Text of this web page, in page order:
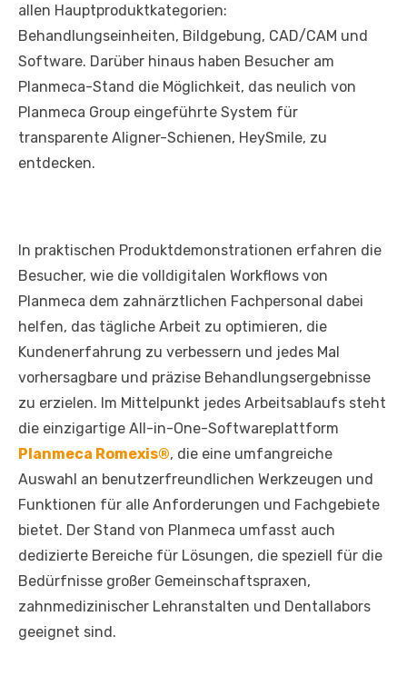
allen Hauptproduktkategorien:
Behandlungseinheiten, Bildgebung, CAD/CAM und
Software. Darüber hinaus haben Besucher am
Planmeca-Stand die Möglichkeit, das neulich von
Planmeca Group eingeführte System für
transparente Aligner-Schienen, HeySmile, zu
entdecken.
In praktischen Produktdemonstrationen erfahren die
Besucher, wie die volldigitalen Workflows von
Planmeca dem zahnärztlichen Fachpersonal dabei
helfen, das tägliche Arbeit zu optimieren, die
Kundenerfahrung zu verbessern und jedes Mal
vorhersagbare und präzise Behandlungsergebnisse
zu erzielen. Im Mittelpunkt jedes Arbeitsablaufs steht
die einzigartige All-in-One-Softwareplattform
Planmeca Romexis®, die eine umfangreiche
Auswahl an benutzerfreundlichen Werkzeugen und
Funktionen für alle Anforderungen und Fachgebiete
bietet. Der Stand von Planmeca umfasst auch
dedizierte Bereiche für Lösungen, die speziell für die
Bedürfnisse großer Gemeinschaftspraxen,
zahnmedizinischer Lehranstalten und Dentallabors
geeignet sind.